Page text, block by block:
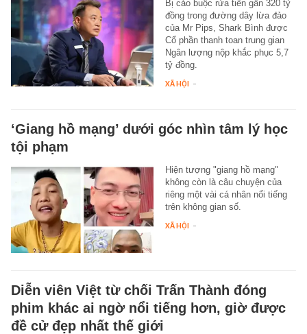
Bị cáo buộc rửa tiền gần 320 tỷ
đồng trong đường dây lừa đảo
của Mr Pips, Shark Bình được
Cổ phần thanh toan trung gian
Ngân lượng nộp khắc phục 5,7
tỷ đồng.
XÃ HỘI -
‘Giang hồ mạng’ dưới góc nhìn tâm lý học
tội phạm
Hiện tượng "giang hồ mạng"
không còn là câu chuyện của
riêng một vài cá nhân nổi tiếng
trên không gian số.
XÃ HỘI -
Diễn viên Việt từ chối Trấn Thành đóng
phim khác ai ngờ nổi tiếng hơn, giờ được
đề cử đẹp nhất thế giới